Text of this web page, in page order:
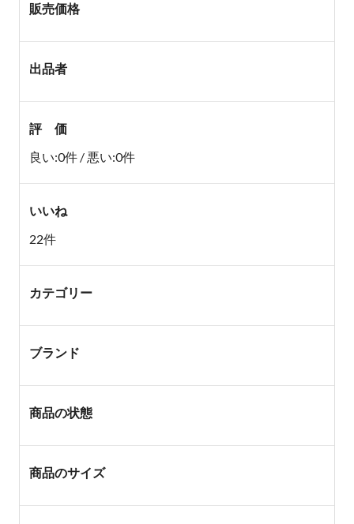
販売価格
出品者
評 価
良い:0件 / 悪い:0件
いいね
22件
カテゴリー
ブランド
商品の状態
商品のサイズ